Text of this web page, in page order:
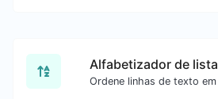
Alfabetizador de lista